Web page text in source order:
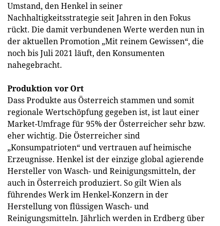
Umstand, den Henkel in seiner
Nachhaltigkeitsstrategie seit Jahren in den Fokus
rückt. Die damit verbundenen Werte werden nun in
der aktuellen Promotion „Mit reinem Gewissen“, die
noch bis Juli 2021 läuft, den Konsumenten
nahegebracht.
Produktion vor Ort
Dass Produkte aus Österreich stammen und somit
regionale Wertschöpfung gegeben ist, ist laut einer
Market-Umfrage für 95% der Österreicher sehr bzw.
eher wichtig. Die Österreicher sind
„Konsumpatrioten“ und vertrauen auf heimische
Erzeugnisse. Henkel ist der einzige global agierende
Hersteller von Wasch- und Reinigungsmitteln, der
auch in Österreich produziert. So gilt Wien als
führendes Werk im Henkel-Konzern in der
Herstellung von flüssigen Wasch- und
Reinigungsmitteln. Jährlich werden in Erdberg über